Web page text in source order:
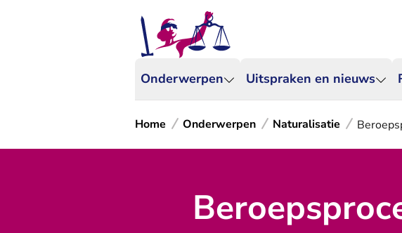
Onderwerpen Uitspraken en nieuws
Home Onderwerpen Naturalisatie